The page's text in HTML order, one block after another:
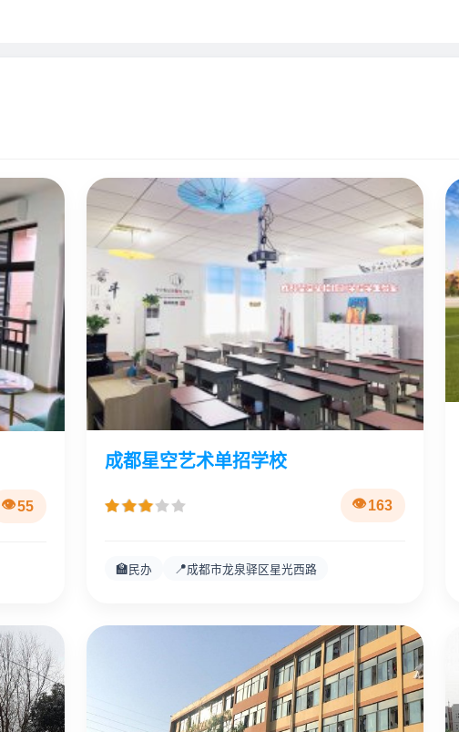
55
成都星空艺术单招学校
163
🏫 民办 📍成都市龙泉驿区星光西路